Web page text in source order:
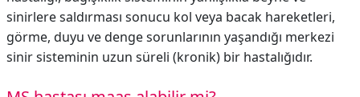
sinirlere saldırması sonucu kol veya bacak hareketleri,
görme, duyu ve denge sorunlarının yaşandığı merkezi
sinir sisteminin uzun süreli (kronik) bir hastalığıdır.